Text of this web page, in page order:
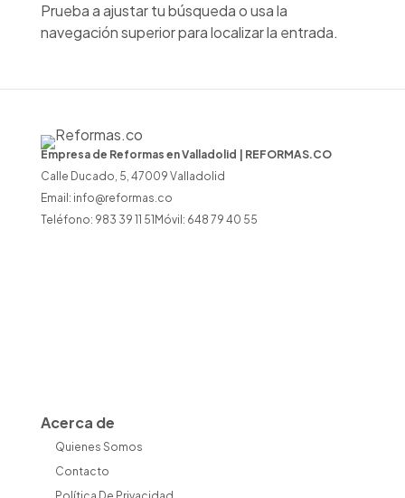
Prueba a ajustar tu búsqueda o usa la
navegación superior para localizar la entrada.
Empresa de Reformas en Valladolid | REFORMAS.CO
Calle Ducado, 5, 47009 Valladolid
Email: info@reformas.co
Teléfono: 983 39 11 51Móvil: 648 79 40 55
Acerca de
Quienes Somos
Contacto